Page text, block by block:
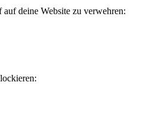
deine Website zu verwehren: